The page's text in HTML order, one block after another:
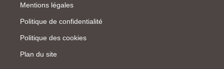
Mentions légales
Politique de confidentialité
Politique des cookies
Plan du site